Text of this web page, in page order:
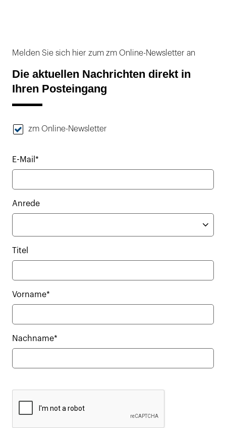
Melden Sie sich hier zum zm Online-Newsletter an
Die aktuellen Nachrichten direkt in
Ihren Posteingang
zm Online-Newsletter
E-Mail*
Anrede
Titel
Vorname*
Nachname*